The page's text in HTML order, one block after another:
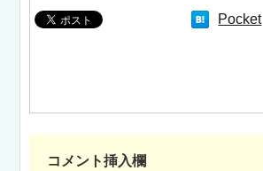
Pocket
コメント挿入欄